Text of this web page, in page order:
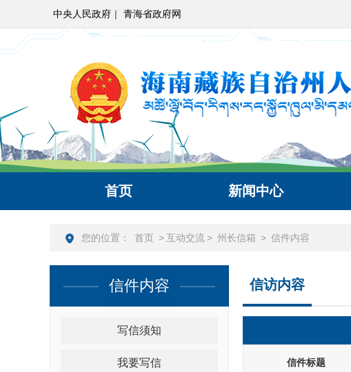
中央人民政府 | 青海省政府网
首页 新闻中心
您的位置： 首页 >互动交流> 州长信箱 > 信件内容
信件内容
写信须知
我要写信
信访内容
信件标题